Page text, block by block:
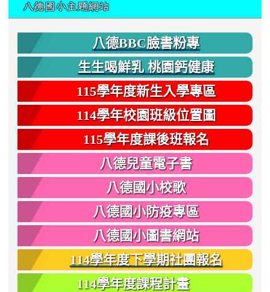
八德國小主題網站
八德BBC臉書粉專
生生喝鮮乳 桃園鈣健康
115學年度新生入學專區
114學年校園班級位置圖
115學年度課後班報名
八德兒童電子書
八德國小校歌
八德國小防疫專區
八德國小圖書網站
114學年度下學期社團報名
114學年度課程計畫